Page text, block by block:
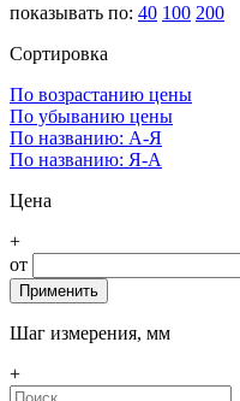
показывать по: 40 100 200
Сортировка
По возрастанию цены
По убыванию цены
По названию: А-Я
По названию: Я-А
Цена
+
от
Шаг измерения, мм
+